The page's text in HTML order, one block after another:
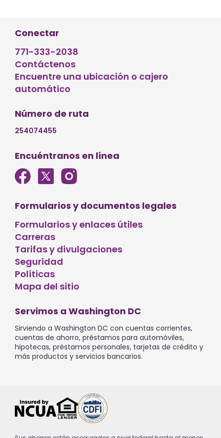
Conectar
771-333-2038
Contáctenos
Encuentre una ubicación o cajero
automático
Número de ruta
254074455
Encuéntranos en línea
Formularios y documentos legales
Formularios y enlaces útiles
Carreras
Tarifas y divulgaciones
Seguridad
Políticas
Mapa del sitio
Servimos a Washington DC
Sirviendo a Washington DC con cuentas corrientes,
cuentas de ahorro, préstamos para automóviles,
hipotecas, préstamos personales, tarjetas de crédito y
más productos y servicios bancarios.